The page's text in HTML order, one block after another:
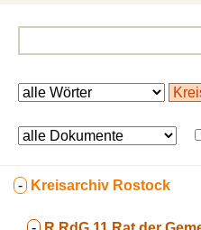
springen
- Kreisarchiv Rostock